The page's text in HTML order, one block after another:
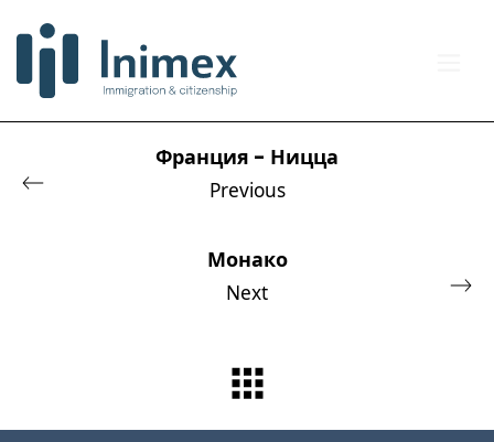
Франция - Ницца
Previous
Монако
Next